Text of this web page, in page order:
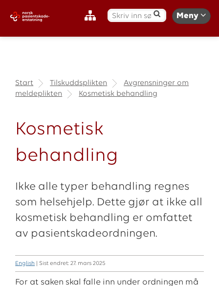
S
k
Meny
Start Tilskuddsplikten
Avgrensninger om
meldeplikten
Kosmetisk behandling
Kosmetisk
behandling
Ikke alle typer behandling regnes
som helsehjelp. Dette gjør at ikke all
kosmetisk behandling er omfattet
av pasientskadeordningen.
English | Sist endret: 27. mars 2025
For at saken skal falle inn under ordningen må